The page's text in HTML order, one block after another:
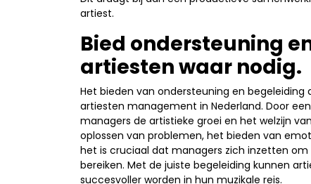
artiest.
Bied ondersteuning
artiesten waar nodig.
Het bieden van ondersteuning en
artiesten management in Nederland. Door
managers de artistieke groei en het welzijn
oplossen van problemen, het bieden van
het is cruciaal dat managers zich inzetten
bereiken. Met de juiste begeleiding kunnen
succesvoller worden in hun muzikale reis.